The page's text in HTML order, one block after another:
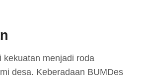
kekuatan menjadi roda
desa. Keberadaan BUMDes